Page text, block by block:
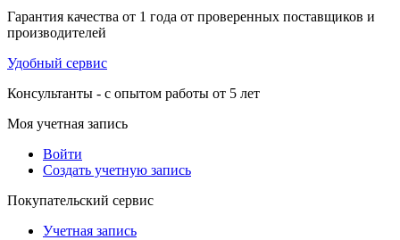
Гарантия качества от 1 года от проверенных поставщиков и
производителей
Удобный сервис
Консультанты - с опытом работы от 5 лет
Моя учетная запись
Войти
Создать учетную запись
Покупательский сервис
Учетная запись